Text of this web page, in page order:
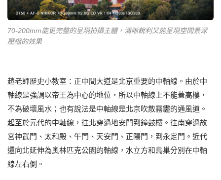
70-200mm能更完整的呈現拍攝主體，清晰銳利又能呈現空間景深
壓縮的效果
趙老師歷史小教室：正中間大道是北京重要的中軸線。由於中
軸線是強調以帝王為中心的地位，所以中軸線上不能蓋高樓，
不為破壞風水；也有說法是中軸線是北京吹散霧霾的通風道。
起至於元代的中軸線，往北穿過地安門到鐘鼓樓。往南穿過故
宮神武門、太和殿、午門、天安門、正陽門，到永定門。近代
還向北延伸為奧林匹克公園的軸線，水立方和鳥巢分別在中軸
線左右側。